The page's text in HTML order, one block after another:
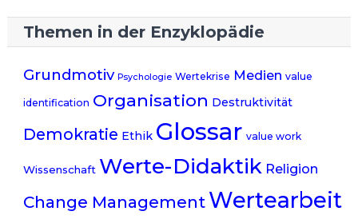
Themen in der Enzyklopädie
Grundmotiv Psychologie Wertekrise Medien value
identification Organisation Destruktivität
Demokratie Ethik Glossar value work
Wissenschaft Werte-Didaktik Religion
Change Management Wertearbeit